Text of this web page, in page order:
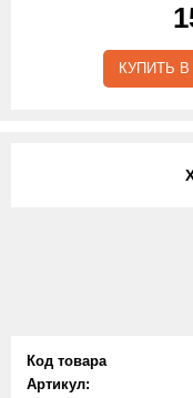
КУПИТЬ В
Код товара
Артикул: